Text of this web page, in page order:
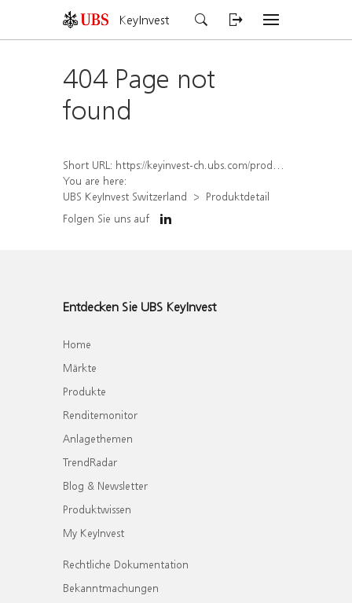
KeyInvest
404 Page not
found
Short URL: https://keyinvest-ch.ubs.com/produkt/detail/index/isin/CH1162849686
You are here:
UBS KeyInvest Switzerland
Produktdetail
Folgen Sie uns auf
Entdecken Sie UBS KeyInvest
Home
Märkte
Produkte
Renditemonitor
Anlagethemen
TrendRadar
Blog & Newsletter
Produktwissen
My KeyInvest
Rechtliche Dokumentation
Bekanntmachungen